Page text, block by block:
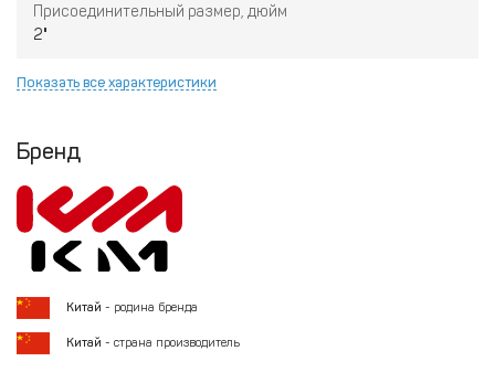
Присоединительный размер, дюйм
2"
Показать все характеристики
Бренд
Китай - родина бренда
Китай - страна производитель